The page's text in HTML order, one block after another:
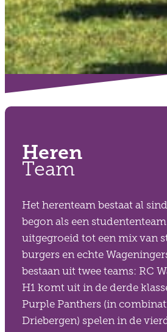
Heren
Team
Het herenteam bestaat al
begon als een
uitgegroeid tot een mix van
burgers en echte
bestaan uit twee teams: RC
H1 komt uit in de derde
Purple Panthers (in
Driebergen) spelen in de